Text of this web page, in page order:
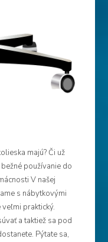
majú? Či už
používanie do
V našej
s nábytkovými
praktický.
a taktiež sa pod
Pýtate sa,